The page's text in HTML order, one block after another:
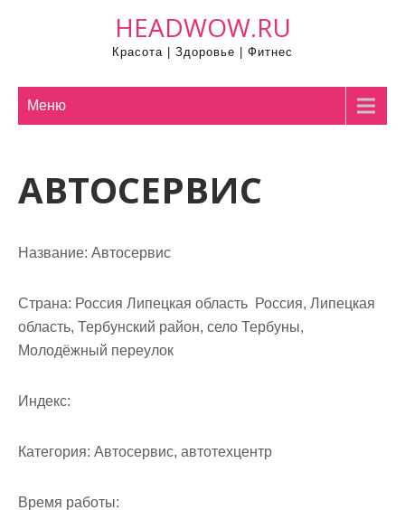
HEADWOW.RU
Красота | Здоровье | Фитнес
Меню
АВТОСЕРВИС
Название: Автосервис
Страна: Россия Липецкая область Россия, Липецкая
область, Тербунский район, село Тербуны,
Молодёжный переулок
Индекс:
Категория: Автосервис, автотехцентр
Время работы: